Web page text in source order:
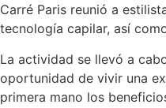
Carré Paris reunió a
tecnología capilar, así
La actividad se llevó a
oportunidad de vivir una
primera mano los